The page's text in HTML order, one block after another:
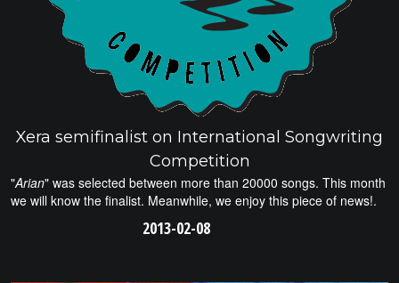
Xera semifinalist on International Songwriting
Competition
"Arian" was selected between more than 20000 songs. This month
we will know the finalist. Meanwhile, we enjoy this piece of news!.
2013-02-08